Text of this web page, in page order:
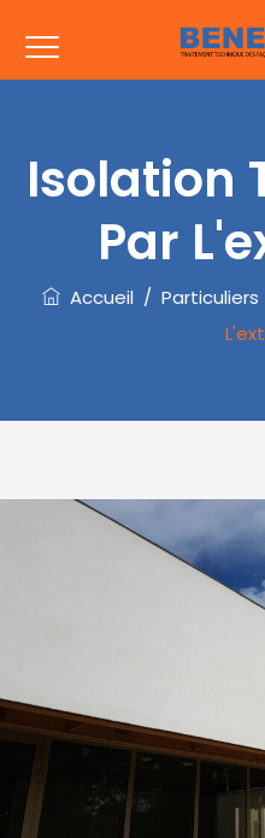
Isolation
Par
Accueil / Particuliers
Foyer